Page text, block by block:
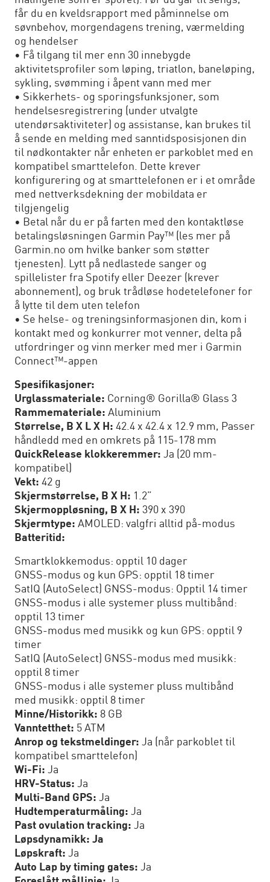
får du en kveldsrapport med påminnelse om
søvnbehov, morgendagens trening, værmelding
og hendelser
• Få tilgang til mer enn 30 innebygde
aktivitetsprofiler som løping, triatlon, baneløping,
sykling, svømming i åpent vann med mer
• Sikkerhets- og sporingsfunksjoner, som
hendelsesregistrering (under utvalgte
utendørsaktiviteter) og assistanse, kan brukes til
å sende en melding med sanntidsposisjonen din
til nødkontakter når enheten er parkoblet med en
kompatibel smarttelefon. Dette krever
konfigurering og at smarttelefonen er i et område
med nettverksdekning der mobildata er
tilgjengelig
• Betal når du er på farten med den kontaktløse
betalingsløsningen Garmin Pay™ (les mer på
Garmin.no om hvilke banker som støtter
tjenesten). Lytt på nedlastede sanger og
spillelister fra Spotify eller Deezer (krever
abonnement), og bruk trådløse hodetelefoner for
å lytte til dem uten telefon
• Se helse- og treningsinformasjonen din, kom i
kontakt med og konkurrer mot venner, delta på
utfordringer og vinn merker med mer i Garmin
Connect™-appen
Spesifikasjoner:
Urglassmateriale: Corning® Gorilla® Glass 3
Rammemateriale: Aluminium
Størrelse, B X L X H: 42.4 x 42.4 x 12.9 mm, Passer
håndledd med en omkrets på 115-178 mm
QuickRelease klokkeremmer: Ja (20 mm-
kompatibel)
Vekt: 42 g
Skjermstørrelse, B X H: 1.2”
Skjermoppløsning, B X H: 390 x 390
Skjermtype: AMOLED: valgfri alltid på-modus
Batteritid:
Smartklokkemodus: opptil 10 dager
GNSS-modus og kun GPS: opptil 18 timer
SatIQ (AutoSelect) GNSS-modus: Opptil 14 timer
GNSS-modus i alle systemer pluss multibånd:
opptil 13 timer
GNSS-modus med musikk og kun GPS: opptil 9
timer
SatIQ (AutoSelect) GNSS-modus med musikk:
opptil 8 timer
GNSS-modus i alle systemer pluss multibånd
med musikk: opptil 8 timer
Minne/Historikk: 8 GB
Vanntetthet: 5 ATM
Anrop og tekstmeldinger: Ja (når parkoblet til
kompatibel smarttelefon)
Wi-Fi: Ja
HRV-Status: Ja
Multi-Band GPS: Ja
Hudtemperaturmåling: Ja
Past ovulation tracking: Ja
Løpsdynamikk: Ja
Løpskraft: Ja
Auto Lap by timing gates: Ja